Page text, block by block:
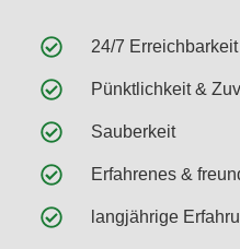
24/7 Erreichbarkeit
Pünktlichkeit &
Sauberkeit
Erfahrenes &
langjährige